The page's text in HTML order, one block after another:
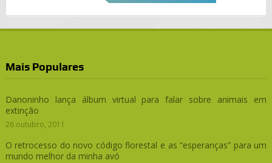
Mais Populares
Danoninho lança álbum virtual para falar sobre animais em
extinção
26 outubro, 2011
O retrocesso do novo código florestal e as “esperanças” para um
mundo melhor da minha avó